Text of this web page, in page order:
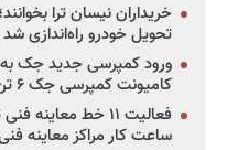
خریداران نیسان ترا
تحویل خودرو راه‌اندازی شد
ورود کمپرسی جدید جک به
کامیونت کمپرسی جک ۶ تن
فعالیت ۱۱ خط
ساعت کار مراکز معاینه